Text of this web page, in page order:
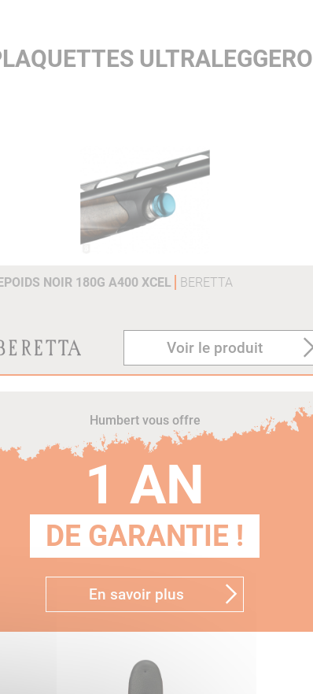
ULTRALEGGERO
NOIR 180G A400 XCEL BERETTA
Voir le produit
Humbert vous offre
1 AN
DE GARANTIE !
En savoir plus